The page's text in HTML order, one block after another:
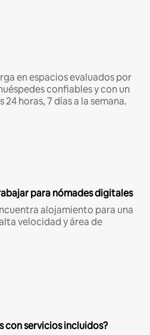
en espacios evaluados por
confiables y con un
horas, 7 días a la semana.
para nómades digitales
alojamiento para una
velocidad y área de
con servicios incluidos?